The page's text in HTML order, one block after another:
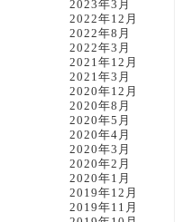
2023年3月
2022年12月
2022年8月
2022年3月
2021年12月
2021年3月
2020年12月
2020年8月
2020年5月
2020年4月
2020年3月
2020年2月
2020年1月
2019年12月
2019年11月